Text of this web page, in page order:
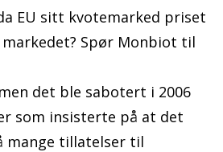
EU sitt kvotemarked priset
Spør Monbiot til
det ble sabotert i 2006
som insisterte på at det
mange tillatelser til